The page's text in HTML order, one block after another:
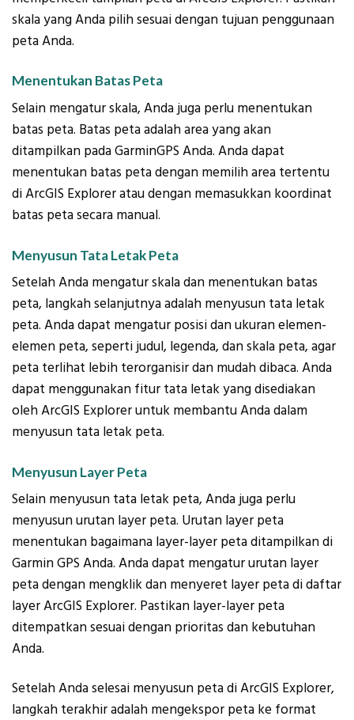
skala yang Anda pilih sesuai dengan tujuan penggunaan
peta Anda.
Menentukan Batas Peta
Selain mengatur skala, Anda juga perlu menentukan
batas peta. Batas peta adalah area yang akan
ditampilkan pada GarminGPS Anda. Anda dapat
menentukan batas peta dengan memilih area tertentu
di ArcGIS Explorer atau dengan memasukkan koordinat
batas peta secara manual.
Menyusun Tata Letak Peta
Setelah Anda mengatur skala dan menentukan batas
peta, langkah selanjutnya adalah menyusun tata letak
peta. Anda dapat mengatur posisi dan ukuran elemen-
elemen peta, seperti judul, legenda, dan skala peta, agar
peta terlihat lebih terorganisir dan mudah dibaca. Anda
dapat menggunakan fitur tata letak yang disediakan
oleh ArcGIS Explorer untuk membantu Anda dalam
menyusun tata letak peta.
Menyusun Layer Peta
Selain menyusun tata letak peta, Anda juga perlu
menyusun urutan layer peta. Urutan layer peta
menentukan bagaimana layer-layer peta ditampilkan di
Garmin GPS Anda. Anda dapat mengatur urutan layer
peta dengan mengklik dan menyeret layer peta di daftar
layer ArcGIS Explorer. Pastikan layer-layer peta
ditempatkan sesuai dengan prioritas dan kebutuhan
Anda.
Setelah Anda selesai menyusun peta di ArcGIS Explorer,
langkah terakhir adalah mengekspor peta ke format